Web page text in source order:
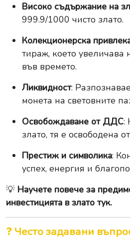
Високо съдържание на
999.9/1000 чисто злато.
Колекционерска
тираж, което увеличава
във времето.
Ликвидност:
монета на световните
Освобождаване от ДДС:
злато, тя е освободена
Престиж и символика:
успех, енергия и
💡 Научете повече за
инвестицията в злато тук.
❓ Често задавани